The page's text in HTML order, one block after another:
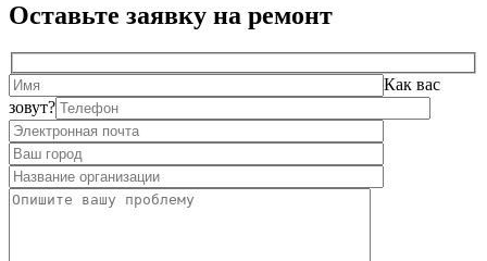
Оставьте заявку на ремонт
Как вас
зовут?